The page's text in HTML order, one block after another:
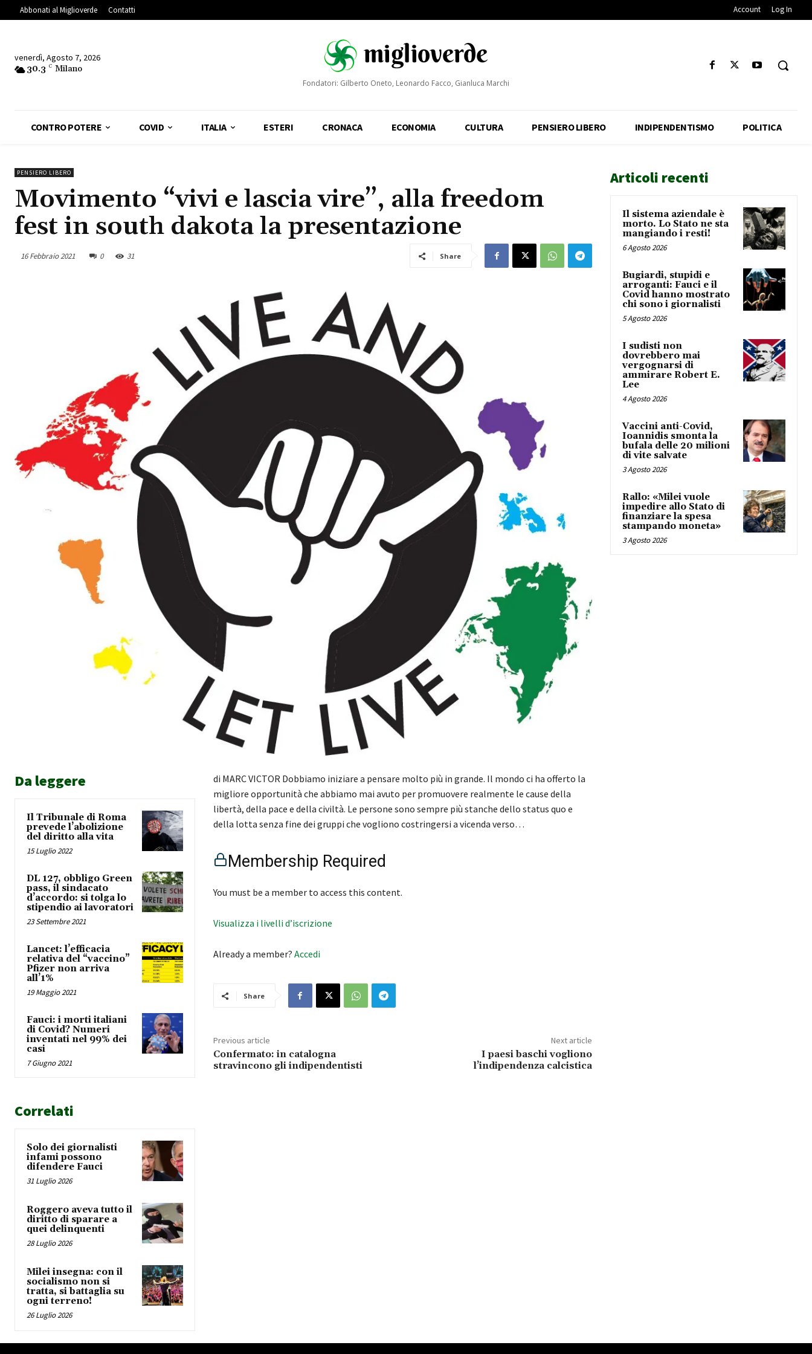
Abbonati al Miglioverde Contatti Account Log In
venerdì, Agosto 7, 2026
30.3 C Milano
Fondatori: Gilberto Oneto, Leonardo Facco, Gianluca Marchi
CONTRO POTERE COVID ITALIA ESTERI CRONACA ECONOMIA CULTURA PENSIERO LIBERO INDIPENDENTISMO POLITICA
PENSIERO LIBERO
Movimento “vivi e lascia vire”, alla freedom
fest in south dakota la presentazione
16 Febbraio 2021 0 31 Share
Da leggere
Il Tribunale di Roma
prevede l’abolizione
del diritto alla vita
15 Luglio 2022
DL 127, obbligo Green
pass, il sindacato
d’accordo: si tolga lo
stipendio ai lavoratori
23 Settembre 2021
Lancet: l’efficacia
relativa del “vaccino”
Pfizer non arriva
all’1%
19 Maggio 2021
Fauci: i morti italiani
di Covid? Numeri
inventati nel 99% dei
casi
7 Giugno 2021
di MARC VICTOR Dobbiamo iniziare a pensare molto più in grande. Il mondo ci ha offerto la
migliore opportunità che abbiamo mai avuto per promuovere realmente le cause della
libertà, della pace e della civiltà. Le persone sono sempre più stanche dello status quo e
della lotta senza fine dei gruppi che vogliono costringersi a vicenda verso…
Membership Required
You must be a member to access this content.
Visualizza i livelli d’iscrizione
Already a member? Accedi
Share
Previous article
Confermato: in catalogna
stravincono gli indipendentisti
Next article
I paesi baschi vogliono
l’indipendenza calcistica
Correlati
Solo dei giornalisti
infami possono
difendere Fauci
31 Luglio 2026
Roggero aveva tutto il
diritto di sparare a
quei delinquenti
28 Luglio 2026
Milei insegna: con il
socialismo non si
tratta, si battaglia su
ogni terreno!
26 Luglio 2026
Articoli recenti
Il sistema aziendale è
morto. Lo Stato ne sta
mangiando i resti!
6 Agosto 2026
Bugiardi, stupidi e
arroganti: Fauci e il
Covid hanno mostrato
chi sono i giornalisti
5 Agosto 2026
I sudisti non
dovrebbero mai
vergognarsi di
ammirare Robert E.
Lee
4 Agosto 2026
Vaccini anti-Covid,
Ioannidis smonta la
bufala delle 20 milioni
di vite salvate
3 Agosto 2026
Rallo: «Milei vuole
impedire allo Stato di
finanziare la spesa
stampando moneta»
3 Agosto 2026